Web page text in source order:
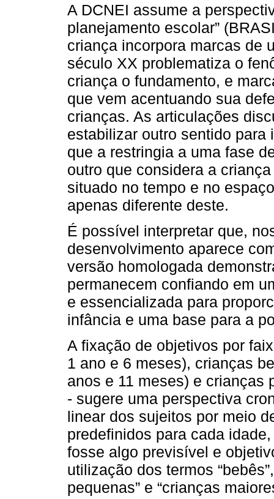
A DCNEI assume a
planejamento escolar”
criança incorpora marcas de
século XX problematiza o
criança o fundamento, e
que vem acentuando sua
crianças. As articulações
estabilizar outro sentido
que a restringia a uma fase
outro que considera a
situado no tempo e no
apenas diferente deste.
É possível interpretar que,
desenvolvimento aparece
versão homologada
permanecem confiando em
e essencializada para
infância e uma base para a
A fixação de objetivos por
1 ano e 6 meses), crianças
anos e 11 meses) e crianças
- sugere uma perspectiva
linear dos sujeitos por meio
predefinidos para cada
fosse algo previsível e
utilização dos termos
pequenas” e “crianças